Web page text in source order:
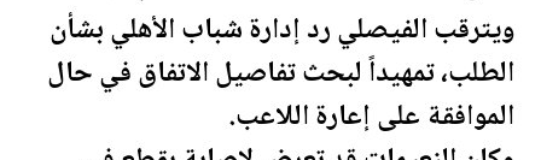
ويترقبالفيصليرد إدارة شباب الأهلي بشأن
الطلب، تمهيداً لبحث تفاصيل الاتفاق في حال
الموافقة على إعارة اللاعب.